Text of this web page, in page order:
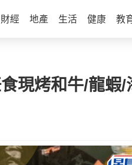
財經 地產 生活 健康 教
現烤和牛/龍蝦